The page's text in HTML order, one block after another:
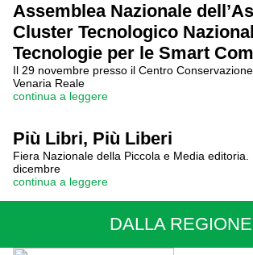
Assemblea Nazionale
Cluster Tecnologico
Tecnologie per le Smart
Il 29 novembre presso il Centro
Venaria Reale
continua a leggere
Più Libri, Più Liberi
Fiera Nazionale della Piccola e Media editoria.
dicembre
continua a leggere
DALLA REGIONE